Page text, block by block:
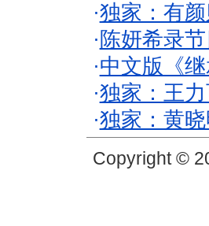
·独家：有
· 陈妍希录
·中文版《
·独家：王
·独家：黄
Copyright ©